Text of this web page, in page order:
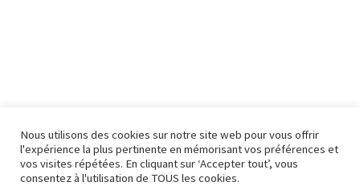
Nous utilisons des cookies sur notre site web pour vous offrir
l'expérience la plus pertinente en mémorisant vos préférences et
vos visites répétées. En cliquant sur ‘Accepter tout’, vous
consentez à l'utilisation de TOUS les cookies.